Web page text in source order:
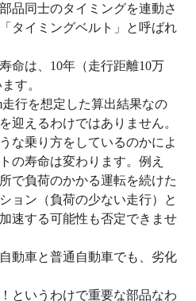
品同士のタイミングを連動さ
タイミングベルト」と呼ばれ
命は、10年（走行距離10万
す。
行を想定した算出結果なの
迎えるわけではありません。
な乗り方をしているのかによ
の寿命は変わります。例え
で負荷のかかる運転を続けた
ョン（負荷の少ない走行）と
速する可能性も否定できませ
動車と普通自動車でも、劣化
というわけで重要な部品なわ